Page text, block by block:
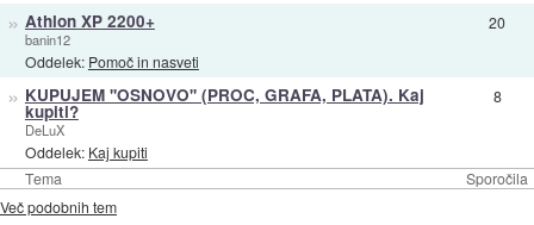
Tema Sporočila
» Athlon XP 2200+
banin12
Oddelek: Pomoč in nasveti
20
» KUPUJEM ''OSNOVO'' (PROC, GRAFA, PLATA). Kaj
kupiti?
DeLuX
Oddelek: Kaj kupiti
8
Več podobnih tem